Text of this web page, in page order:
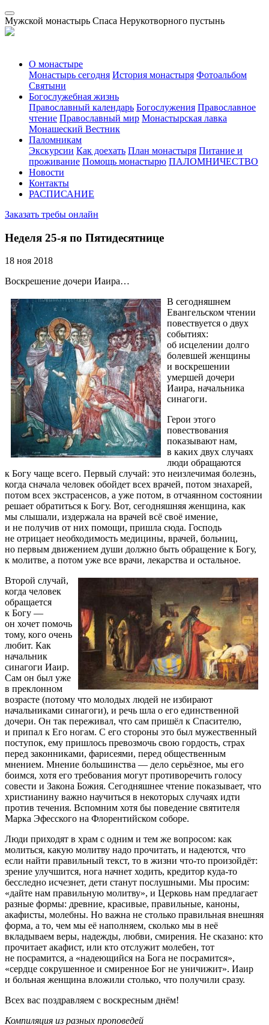
Мужской монастырь Спаса Нерукотворного пустынь
О монастыре
Монастырь сегодня История монастыря Фотоальбом
Святыни
Богослужебная жизнь
Православный календарь Богослужения Православное
чтение Православный мир Монастырская лавка
Монашеский Вестник
Паломникам
Экскурсии Как доехать План монастыря Питание и
проживание Помощь монастырю ПАЛОМНИЧЕСТВО
Новости
Контакты
РАСПИСАНИЕ
Заказать требы онлайн
Неделя 25-я по Пятидесятнице
18 ноя 2018
Воскрешение дочери Иаира…
В сегодняшнем
Евангельском чтении
повествуется о двух
событиях:
об исцелении долго
болевшей женщины
и воскрешении
умершей дочери
Иаира, начальника
синагоги.
Герои этого
повествования
показывают нам,
в каких двух случаях
люди обращаются
к Богу чаще всего. Первый случай: это неизлечимая болезнь,
когда сначала человек обойдет всех врачей, потом знахарей,
потом всех экстрасенсов, а уже потом, в отчаянном состоянии
решает обратиться к Богу. Вот, сегодняшняя женщина, как
мы слышали, издержала на врачей всё своё имение,
и не получив от них помощи, пришла сюда. Господь
не отрицает необходимость медицины, врачей, больниц,
но первым движением души должно быть обращение к Богу,
к молитве, а потом уже все врачи, лекарства и остальное.
Второй случай,
когда человек
обращается
к Богу —
он хочет помочь
тому, кого очень
любит. Как
начальник
синагоги Иаир.
Сам он был уже
в преклонном
возрасте (потому что молодых людей не избирают
начальниками синагоги), и речь шла о его единственной
дочери. Он так переживал, что сам пришёл к Спасителю,
и припал к Его ногам. С его стороны это был мужественный
поступок, ему пришлось превозмочь свою гордость, страх
перед законниками, фарисеями, перед общественным
мнением. Мнение большинства — дело серьёзное, мы его
боимся, хотя его требования могут противоречить голосу
совести и Закона Божия. Сегодняшнее чтение показывает, что
христианину важно научиться в некоторых случаях идти
против течения. Вспомним хотя бы поведение святителя
Марка Эфесского на Флорентийском соборе.
Люди приходят в храм с одним и тем же вопросом: как
молиться, какую молитву надо прочитать, и надеются, что
если найти правильный текст, то в жизни что-то произойдёт:
зрение улучшится, нога начнет ходить, кредитор куда-то
бесследно исчезнет, дети станут послушными. Мы просим:
«дайте нам правильную молитву», и Церковь нам предлагает
разные формы: древние, красивые, правильные, каноны,
акафисты, молебны. Но важна не столько правильная внешняя
форма, а то, чем мы её наполняем, сколько мы в неё
вкладываем веры, надежды, любви, смирения. Не сказано: кто
прочитает акафист, или кто отслужит молебен, тот
не посрамится, а «надеющийся на Бога не посрамится»,
«сердце сокрушенное и смиренное Бог не уничижит». Иаир
и больная женщина вложили столько, что получили сразу.
Всех вас поздравляем с воскресным днём!
Компиляция из разных проповедей